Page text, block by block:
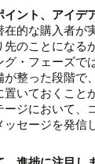
ント、アイデ
在的な購入者が
のことになる
グ・フェーズで
整った段階で
いておくこと
ジにおいて、
セージを発信